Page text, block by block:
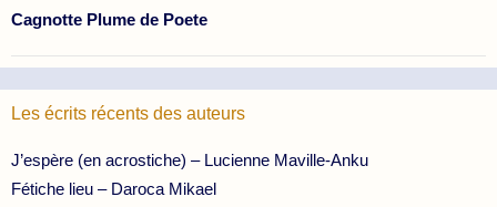
Cagnotte Plume de Poete
Les écrits récents des auteurs
J’espère (en acrostiche) – Lucienne Maville-Anku
Fétiche lieu – Daroca Mikael